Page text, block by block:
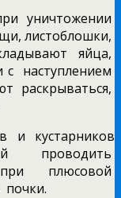
уничтожении
листоблошки,
яйца,
наступлением
раскрываться,
кустарников
проводить
при плюсовой
почки.